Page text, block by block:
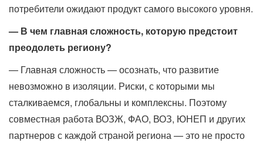
потребители ожидают продукт самого высокого уровня.
— В чем главная сложность, которую предстоит
преодолеть региону?
— Главная сложность — осознать, что развитие
невозможно в изоляции. Риски, с которыми мы
сталкиваемся, глобальны и комплексны. Поэтому
совместная работа ВОЗЖ, ФАО, ВОЗ, ЮНЕП и других
партнеров с каждой страной региона — это не просто